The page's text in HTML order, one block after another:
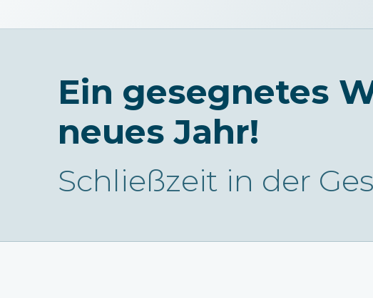
Ein gesegnetes
neues Jahr!
Schließzeit in der